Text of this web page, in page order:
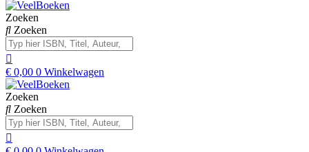
Zoeken
Zoeken
€ 0,00 0 Winkelwagen
Zoeken
Zoeken